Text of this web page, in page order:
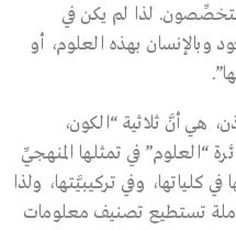
متخصِّصون. لذا لم يكن في
وبالإنسان بهذه العلوم، أو
هي أنَّ ثلاثية “الكون،
“العلوم” في تمثلها المنهجيِّ
كلياتها، وفي تركيبيَّتها، ولذا
تستطيع تصنيف معلومات